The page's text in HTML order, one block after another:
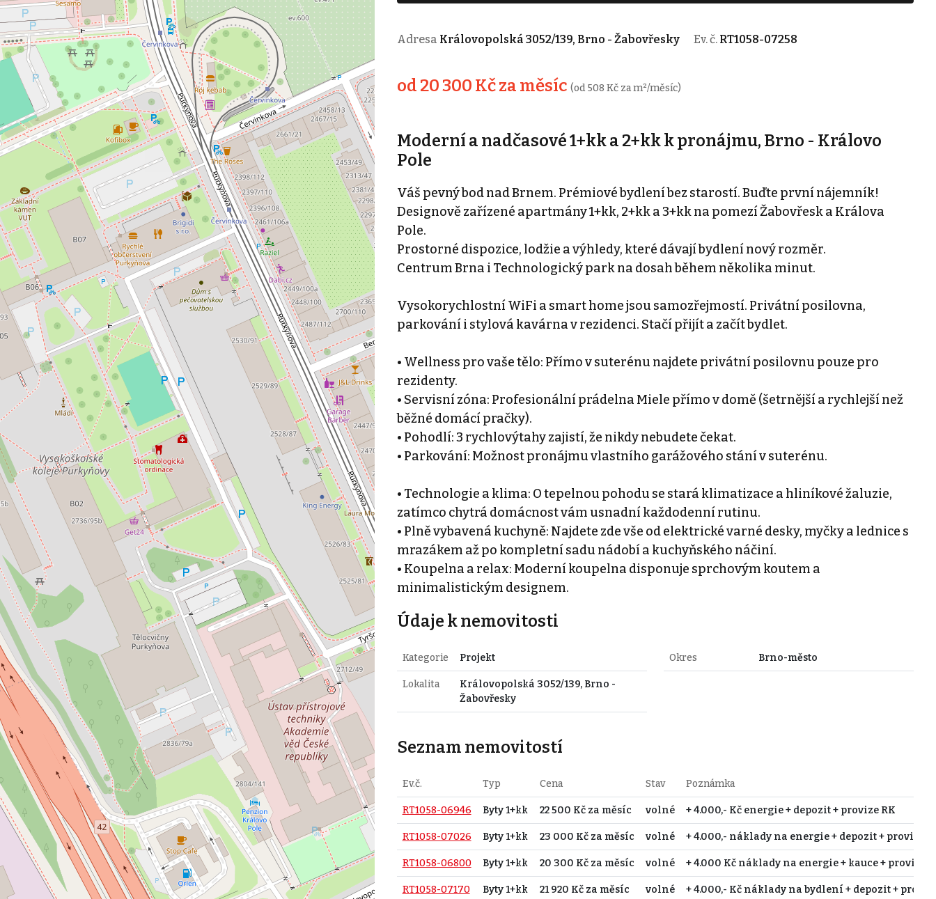
Adresa Královopolská 3052/139, Brno - Žabovřesky Ev. č. RT1058-07258
od 20 300 Kč za měsíc (od 508 Kč za m²/měsíc)
Moderní a nadčasové 1+kk a 2+kk k pronájmu, Brno - Královo
Pole
Váš pevný bod nad Brnem. Prémiové bydlení bez starostí. Buďte první nájemník!
Designově zařízené apartmány 1+kk, 2+kk a 3+kk na pomezí Žabovřesk a Králova
Pole.
Prostorné dispozice, lodžie a výhledy, které dávají bydlení nový rozměr.
Centrum Brna i Technologický park na dosah během několika minut.
Vysokorychlostní WiFi a smart home jsou samozřejmostí. Privátní posilovna,
parkování i stylová kavárna v rezidenci. Stačí přijít a začít bydlet.
• Wellness pro vaše tělo: Přímo v suterénu najdete privátní posilovnu pouze pro
rezidenty.
• Servisní zóna: Profesionální prádelna Miele přímo v domě (šetrnější a rychlejší než
běžné domácí pračky).
• Pohodlí: 3 rychlovýtahy zajistí, že nikdy nebudete čekat.
• Parkování: Možnost pronájmu vlastního garážového stání v suterénu.
• Technologie a klima: O tepelnou pohodu se stará klimatizace a hliníkové žaluzie,
zatímco chytrá domácnost vám usnadní každodenní rutinu.
• Plně vybavená kuchyně: Najdete zde vše od elektrické varné desky, myčky a lednice s
mrazákem až po kompletní sadu nádobí a kuchyňského náčiní.
• Koupelna a relax: Moderní koupelna disponuje sprchovým koutem a
minimalistickým designem.
Údaje k nemovitosti
Kategorie Projekt
Lokalita
Královopolská 3052/139, Brno -
Žabovřesky
Okres Brno-město
Seznam nemovitostí
Ev.č. Typ Cena Stav Poznámka
RT1058-06946 Byty 1+kk 22 500 Kč za měsíc volné + 4.000,- Kč energie + depozit + provize RK
RT1058-07026 Byty 1+kk 23 000 Kč za měsíc volné + 4.000,- náklady na energie + depozit + provize
RT1058-06800 Byty 1+kk 20 300 Kč za měsíc volné + 4.000 Kč náklady na energie + kauce + provize
RT1058-07170 Byty 1+kk 21 920 Kč za měsíc volné + 4.000,- Kč náklady na bydlení + depozit +